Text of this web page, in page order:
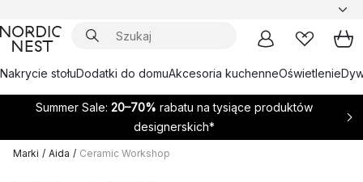
Nakrycie stołuDodatki do domuAkcesoria kuchenneOświetlenie
Summer Sale: 20–70% rabatu na tysiące produktów
designerskich*
Marki / Aida / Ceramic Workshop